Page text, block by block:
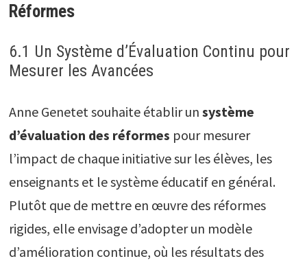
Réformes
6.1 Un Système d’Évaluation Continu pour
Mesurer les Avancées
Anne Genetet souhaite établir un système
d’évaluation des réformes pour mesurer
l’impact de chaque initiative sur les élèves, les
enseignants et le système éducatif en général.
Plutôt que de mettre en œuvre des réformes
rigides, elle envisage d’adopter un modèle
d’amélioration continue, où les résultats des